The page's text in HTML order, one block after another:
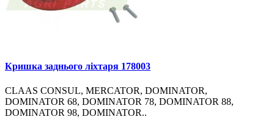
Кришка заднього ліхтаря 178003
CLAAS CONSUL, MERCATOR, DOMINATOR,
DOMINATOR 68, DOMINATOR 78, DOMINATOR 88,
DOMINATOR 98, DOMINATOR..